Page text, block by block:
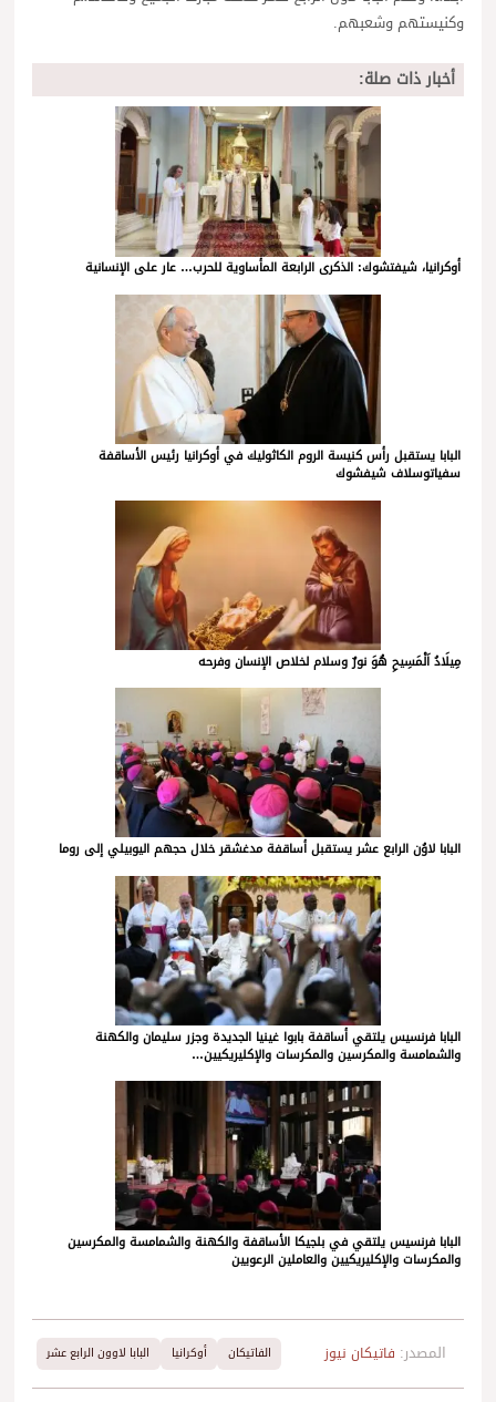
وكنيستهم وشعبهم.
أخبار ذات صلة:
أوكرانيا، شيفتشوك: الذكرى الرابعة المأساوية للحرب… عار على الإنسانية
البابا يستقبل رأس كنيسة الروم الكاثوليك في أوكرانيا رئيس الأساقفة
سفياتوسلاف شيفشوك
مِيلَادُ اَلْمَسِيحِ هُوَ نورٌ وسلام لخلاص الإنسان وفرحه
البابا لاوُن الرابع عشر يستقبل أساقفة مدغشقر خلال حجهم اليوبيلي إلى روما
البابا فرنسيس يلتقي أساقفة بابوا غينيا الجديدة وجزر سليمان والكهنة
والشمامسة والمكرسين والمكرسات والإكليريكيين…
البابا فرنسيس يلتقي في بلجيكا الأساقفة والكهنة والشمامسة والمكرسين
والمكرسات والإكليريكيين والعاملين الرعويين
المصدر: فاتيكان نيوز الفاتيكان أوكرانيا البابا لاوون الرابع عشر